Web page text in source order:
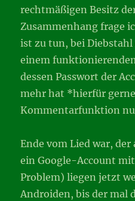
rechtmäßigen Besitz
Zusammenhang frage
ist zu tun, bei
einem
dessen Passwort der
mehr hat *hierfür
Kommentarfunktion
Ende vom Lied war,
ein Google-Account
Problem) liegen jetzt
Androiden, bis der mal